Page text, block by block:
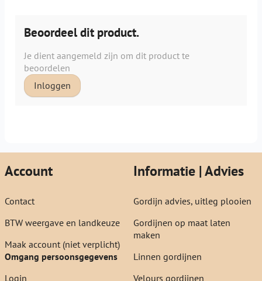
Beoordeel dit product.
Je dient aangemeld zijn om dit product te
beoordelen
Inloggen
Account
Contact
BTW weergave en landkeuze
Maak account (niet verplicht)
Omgang persoonsgegevens
Login
Informatie | Advies
Gordijn advies, uitleg plooien
Gordijnen op maat laten
maken
Linnen gordijnen
Velours gordijnen